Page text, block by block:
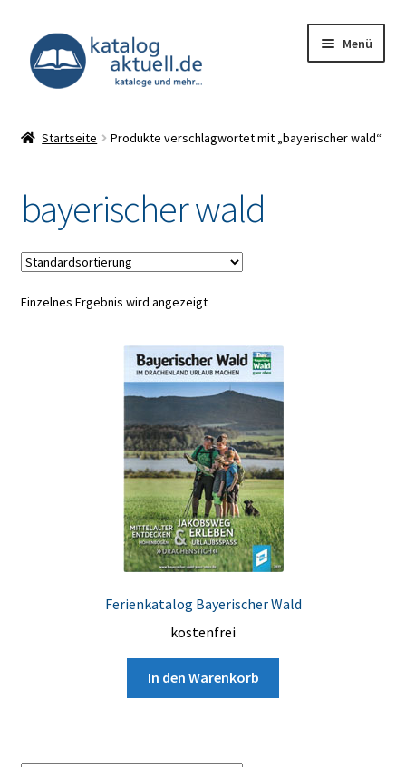
Navigation
springen
Zum
Inhalt
springen
Menü
öffnen
Infocenter
Impressum
Startseite Produkte verschlagwortet mit „bayerischer wald“
bayerischer wald
Einzelnes Ergebnis wird angezeigt
Ferienkatalog Bayerischer Wald
kostenfrei
In den Warenkorb